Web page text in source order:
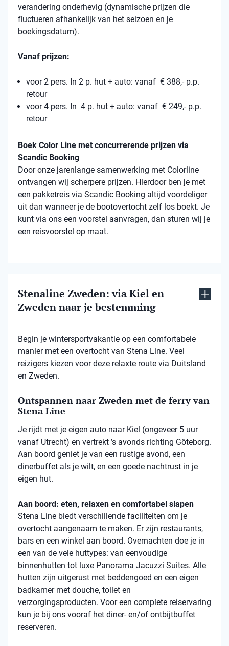
verandering onderhevig (dynamische prijzen die
fluctueren afhankelijk van het seizoen en je
boekingsdatum).
Vanaf prijzen:
voor 2 pers. In 2 p. hut + auto: vanaf € 388,- p.p.
retour
voor 4 pers. In 4 p. hut + auto: vanaf € 249,- p.p.
retour
Boek Color Line met concurrerende prijzen via
Scandic Booking
Door onze jarenlange samenwerking met Colorline
ontvangen wij scherpere prijzen. Hierdoor ben je met
een pakketreis via Scandic Booking altijd voordeliger
uit dan wanneer je de bootovertocht zelf los boekt. Je
kunt via ons een voorstel aanvragen, dan sturen wij je
een reisvoorstel op maat.
Stenaline Zweden: via Kiel en
Zweden naar je bestemming
Begin je wintersportvakantie op een comfortabele
manier met een overtocht van Stena Line. Veel
reizigers kiezen voor deze relaxte route via Duitsland
en Zweden.
Ontspannen naar Zweden met de ferry van
Stena Line
Je rijdt met je eigen auto naar Kiel (ongeveer 5 uur
vanaf Utrecht) en vertrekt ’s avonds richting Göteborg.
Aan boord geniet je van een rustige avond, een
dinerbuffet als je wilt, en een goede nachtrust in je
eigen hut.
Aan boord: eten, relaxen en comfortabel slapen
Stena Line biedt verschillende faciliteiten om je
overtocht aangenaam te maken. Er zijn restaurants,
bars en een winkel aan boord. Overnachten doe je in
een van de vele huttypes: van eenvoudige
binnenhutten tot luxe Panorama Jacuzzi Suites. Alle
hutten zijn uitgerust met beddengoed en een eigen
badkamer met douche, toilet en
verzorgingsproducten. Voor een complete reiservaring
kun je bij ons vooraf het diner- en/of ontbijtbuffet
reserveren.